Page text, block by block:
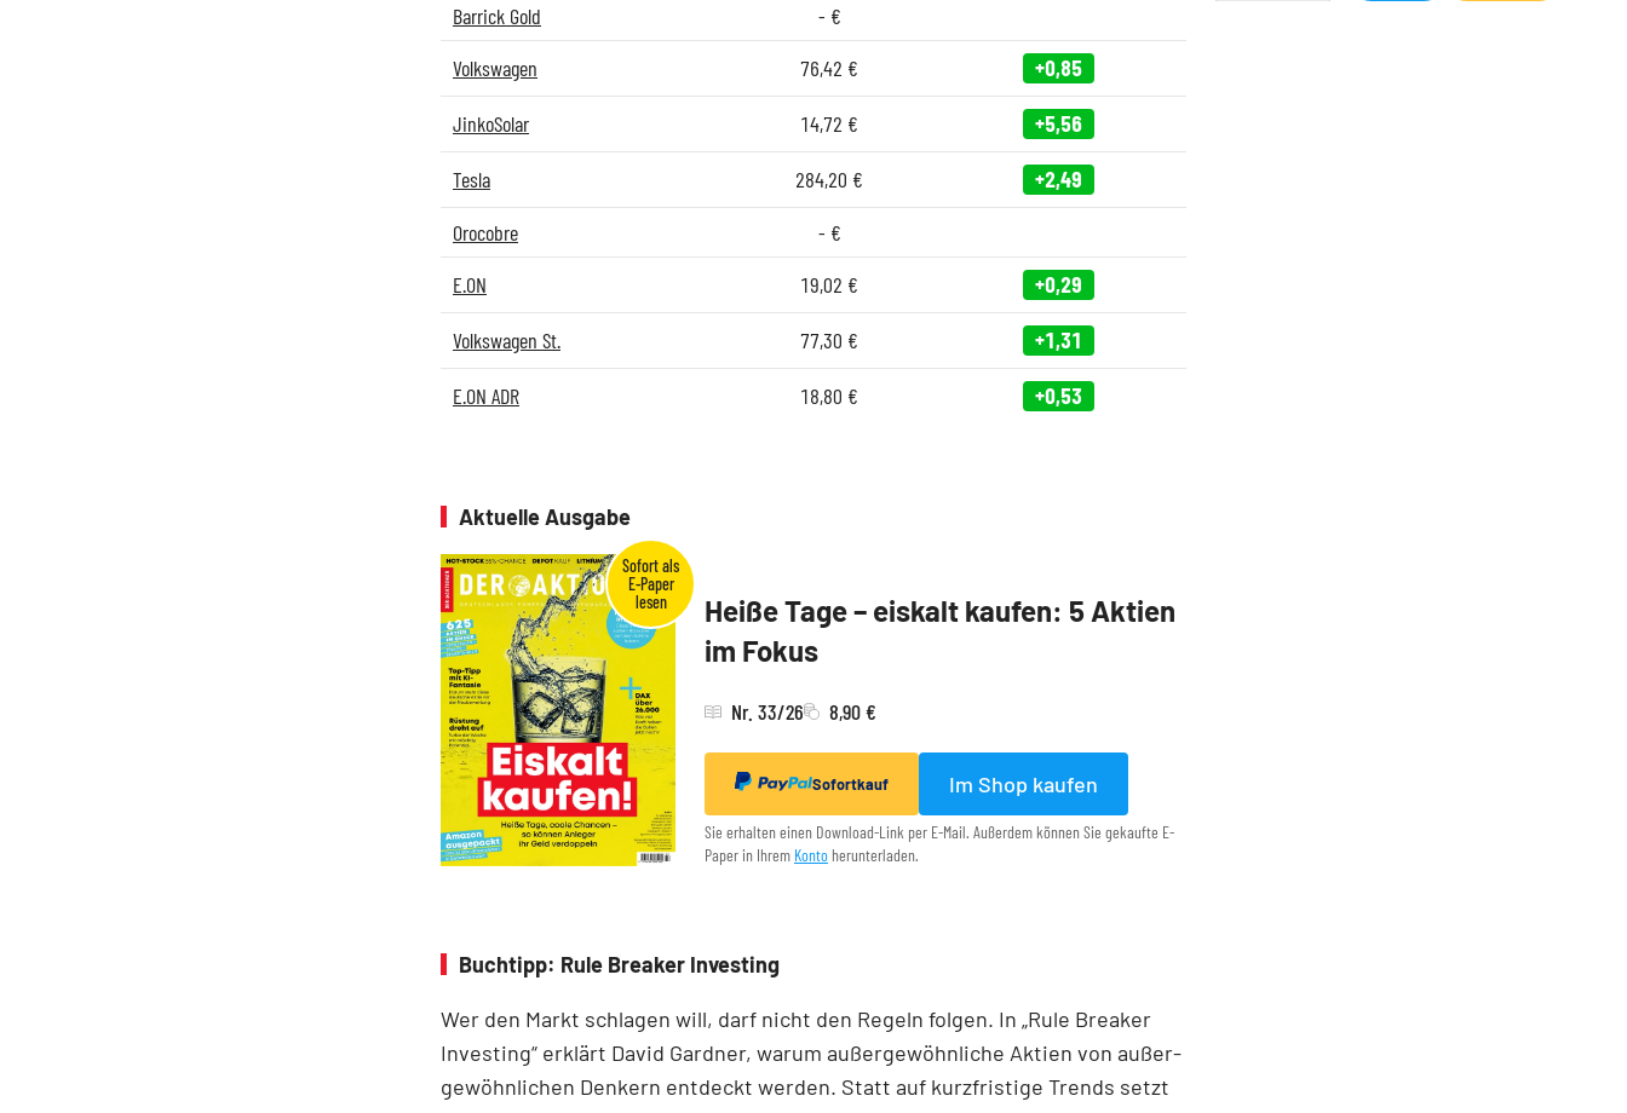
Barrick Gold - €
Volkswagen
76,42 € +0,85
JinkoSolar 14,72 € +5,56
Tesla 284,20 €
+2,49
Orocobre
- €
E.ON
19,02 € +0,29
Volkswagen St. 77,30 € +1,31
E.ON ADR 18,80 € +0,53
Aktuelle Ausgabe
Heiße Tage – eiskalt kaufen: 5 Aktien
im Fokus
Nr. 33/26 8,90 €
Sofortkauf Im Shop kaufen
Sie erhalten einen Download-Link per E-Mail. Außerdem können Sie gekaufte E-
Paper in Ihrem Konto herunterladen.
Buchtipp: Rule Breaker Investing
Wer den Markt schlagen will, darf nicht den Regeln folgen. In „Rule Breaker
Investing“ erklärt David Gardner, warum außergewöhnliche Aktien von außer­
gewöhnlichen Denkern entdeckt werden. Statt auf kurzfristige Trends setzt